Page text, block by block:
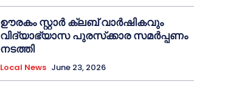
ഊരകം സ്റ്റാർ ക്ലബ് വാർഷികവും
വിദ്യാഭ്യാസ പുരസ്‌ക്കാര സമർപ്പണം
നടത്തി
Local News June 23, 2026